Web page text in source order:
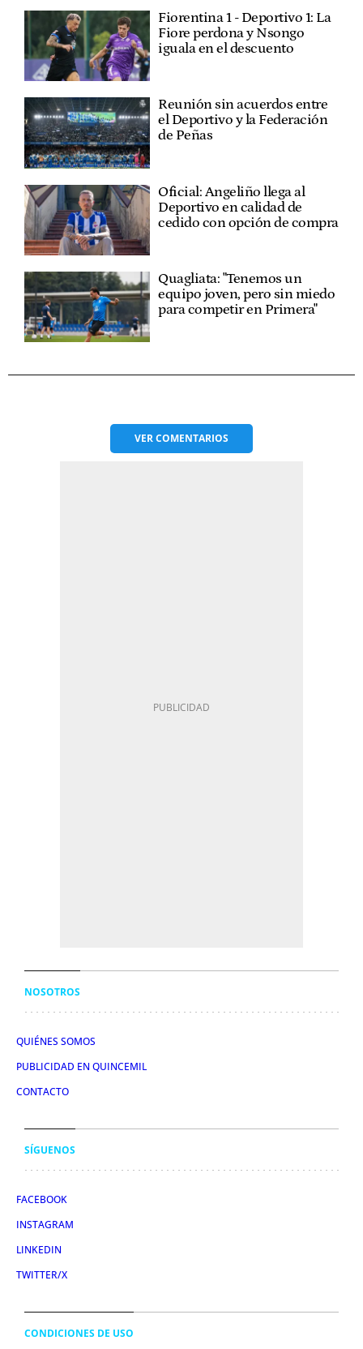
Fiorentina 1 - Deportivo 1: La
Fiore perdona y Nsongo
iguala en el descuento
Reunión sin acuerdos entre
el Deportivo y la Federación
de Peñas
Oficial: Angeliño llega al
Deportivo en calidad de
cedido con opción de compra
Quagliata: "Tenemos un
equipo joven, pero sin miedo
para competir en Primera"
VERCOMENTARIOS
NOSOTROS
QUIÉNES SOMOS
PUBLICIDAD EN QUINCEMIL
CONTACTO
SÍGUENOS
FACEBOOK
INSTAGRAM
LINKEDIN
TWITTER/X
CONDICIONES DE USO